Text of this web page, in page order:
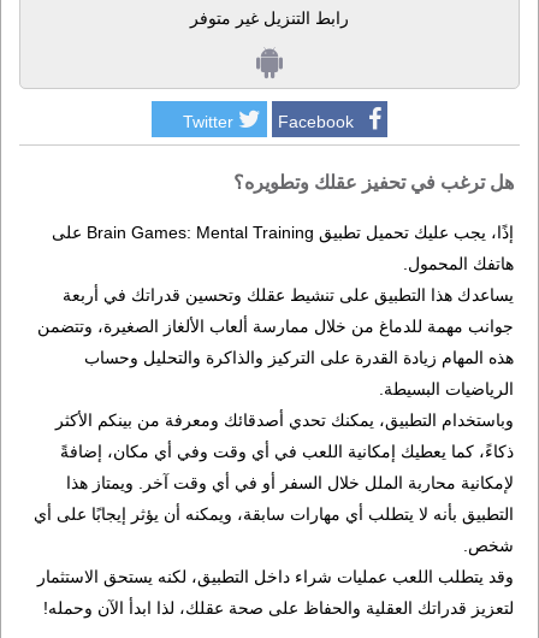
رابط التنزيل غير متوفر
Facebook
Twitter
هل ترغب في تحفيز عقلك وتطويره؟
إذًا، يجب عليك تحميل تطبيق Brain Games: Mental Training على
هاتفك المحمول.
يساعدك هذا التطبيق على تنشيط عقلك وتحسين قدراتك في أربعة
جوانب مهمة للدماغ من خلال ممارسة ألعاب الألغاز الصغيرة، وتتضمن
هذه المهام زيادة القدرة على التركيز والذاكرة والتحليل وحساب
الرياضيات البسيطة.
وباستخدام التطبيق، يمكنك تحدي أصدقائك ومعرفة من بينكم الأكثر
ذكاءً، كما يعطيك إمكانية اللعب في أي وقت وفي أي مكان، إضافةً
لإمكانية محاربة الملل خلال السفر أو في أي وقت آخر. ويمتاز هذا
التطبيق بأنه لا يتطلب أي مهارات سابقة، ويمكنه أن يؤثر إيجابًا على أي
شخص.
وقد يتطلب اللعب عمليات شراء داخل التطبيق، لكنه يستحق الاستثمار
لتعزيز قدراتك العقلية والحفاظ على صحة عقلك، لذا ابدأ الآن وحمله!